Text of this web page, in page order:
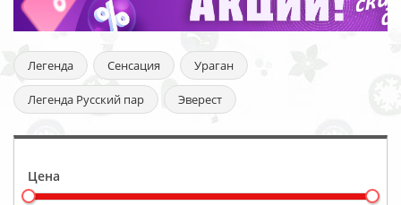
Легенда Сенсация Ураган
Легенда Русский пар Эверест
Цена